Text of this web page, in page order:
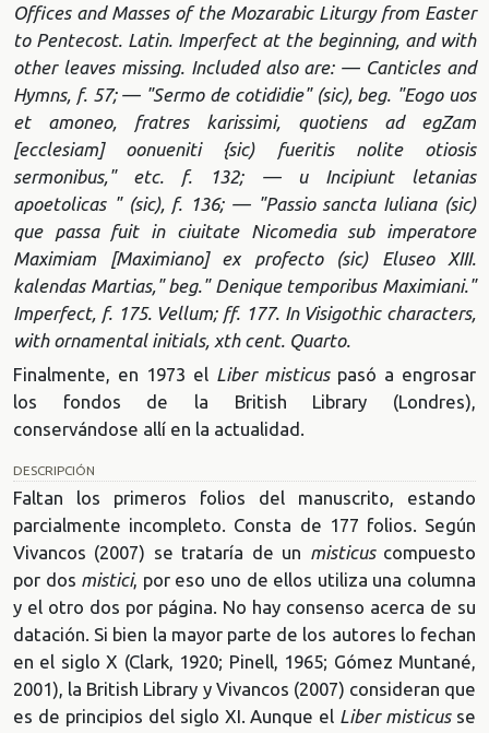
Offices and Masses of the Mozarabic Liturgy from Easter
to Pentecost. Latin. Imperfect at the beginning, and with
other leaves missing. Included also are: — Canticles and
Hymns, f. 57; — "Sermo de cotididie" (sic), beg. "Eogo uos
et amoneo, fratres karissimi, quotiens ad egZam
[ecclesiam] oonueniti {sic) fueritis nolite otiosis
sermonibus," etc. f. 132; — u Incipiunt letanias
apoetolicas " (sic), f. 136; — "Passio sancta Iuliana (sic)
que passa fuit in ciuitate Nicomedia sub imperatore
Maximiam [Maximiano] ex profecto (sic) Eluseo XIII.
kalendas Martias," beg." Denique temporibus Maximiani."
Imperfect, f. 175. Vellum; ff. 177. In Visigothic characters,
with ornamental initials, xth cent. Quarto.
Finalmente, en 1973 el Liber misticuspasó a engrosar
los fondos de la British Library (Londres),
conservándose allí en la actualidad.
DESCRIPCIÓN
Faltan los primeros folios del manuscrito, estando
parcialmente incompleto. Consta de 177 folios. Según
Vivancos (2007) se trataría de un misticuscompuesto
por dos mistici, por eso uno de ellos utiliza una columna
y el otro dos por página. No hay consenso acerca de su
datación. Si bien la mayor parte de los autores lo fechan
en el siglo X (Clark, 1920; Pinell, 1965; Gómez Muntané,
2001), la British Library y Vivancos (2007) consideran que
es de principios del siglo XI. Aunque el Liber misticusse